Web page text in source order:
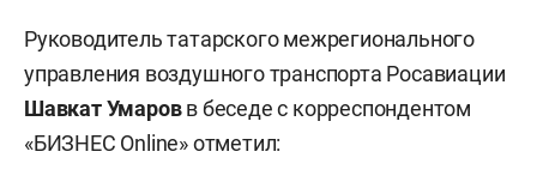
Руководитель татарского межрегионального
управления воздушного транспорта Росавиации
Шавкат Умаровв беседе с корреспондентом
«БИЗНЕС Online» отметил: